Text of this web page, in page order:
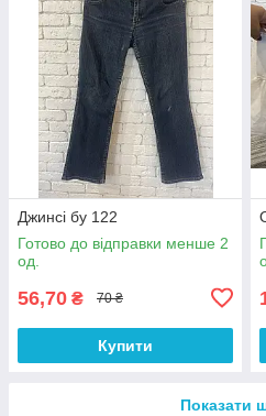
Джинсі бу 122
Готово до відправки менше 2
од.
56,70 ₴ 70 ₴
Купити
Показати